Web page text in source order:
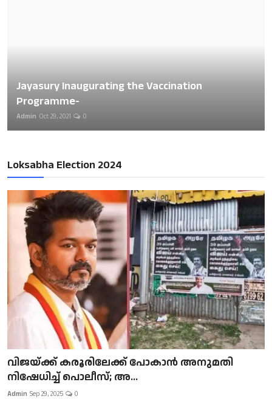
Jayasury Inaugurating the Vaccination
Programme-
Admin Oct 29, 2021 0
Loksabha Election 2024
വിജയ്ക്ക് കരൂരിലേക്ക് പോകാൻ അനുമതി
നിഷേധിച്ച് പൊലീസ്; അ...
Admin Sep 29, 2025 0